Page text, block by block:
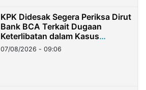
KPK Didesak Segera Periksa Dirut
Bank BCA Terkait Dugaan
Keterlibatan dalam Kasus
Hilangnya Dana Nasabah Rp2,58
Miliar
07/08/2026 - 09:06